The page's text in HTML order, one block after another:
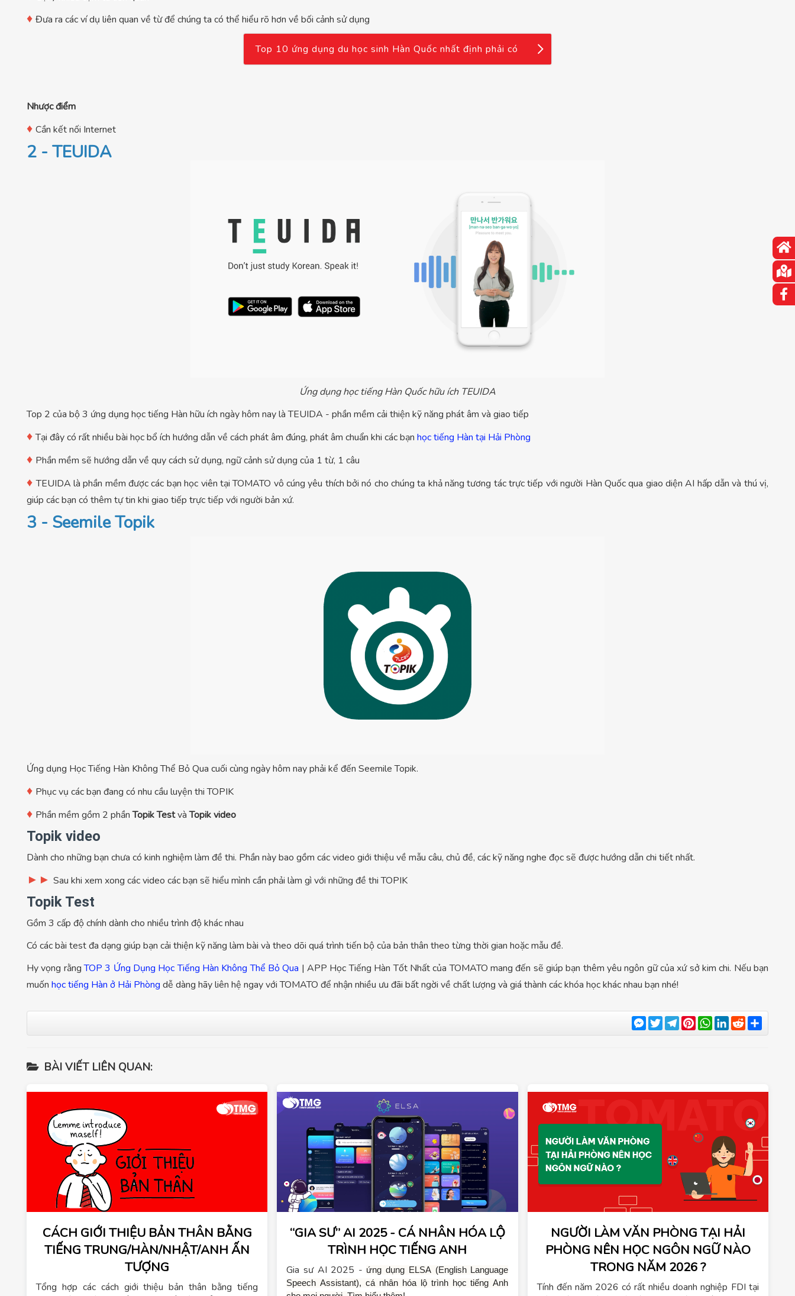
♦ Đưa ra các ví dụ liên quan về từ để chúng ta có thể hiểu rõ hơn về bối cảnh sử dụng
Top 10 ứng dụng du học sinh Hàn Quốc nhất định phải có
Nhược điểm
♦ Cần kết nối Internet
2 - TEUIDA
Ứng dụng học tiếng Hàn Quốc hữu ích TEUIDA
Top 2 của bộ 3 ứng dụng học tiếng Hàn hữu ích ngày hôm nay là TEUIDA - phần mềm cải thiện kỹ năng phát âm và giao tiếp
♦Tại đây có rất nhiều bài học bổ ích hướng dẫn về cách phát âm đúng, phát âm chuẩn khi các bạn học tiếng Hàn tại Hải Phòng
♦ Phần mềm sẽ hướng dẫn về quy cách sử dụng, ngữ cảnh sử dụng của 1 từ, 1 câu
♦TEUIDA là phần mềm được các bạn học viên tại TOMATO vô cúng yêu thích bởi nó cho chúng ta khả năng tương tác trực tiếp với người Hàn Quốc qua giao diện AI hấp dẫn và thú vị,
giúp các bạn có thêm tự tin khi giao tiếp trực tiếp với người bản xứ.
3 - Seemile Topik
Ứng dụng Học Tiếng Hàn Không Thể Bỏ Qua cuối cùng ngày hôm nay phải kể đến Seemile Topik.
♦ Phục vụ các bạn đang có nhu cầu luyện thi TOPIK
♦ Phần mềm gồm 2 phầnTopik TestvàTopik video
Topik video
Dành cho những bạn chưa có kinh nghiệm làm đề thi. Phần này bao gồm các video giới thiệu về mẫu câu, chủ đề, các kỹ năng nghe đọc sẽ được hướng dẫn chi tiết nhất.
► ► Sau khi xem xong các video các bạn sẽ hiểu mình cần phải làm gì với những đề thi TOPIK
Topik Test
Gồm 3 cấp độ chính dành cho nhiều trình độ khác nhau
Có các bài test đa dạng giúp bạn cải thiện kỹ năng làm bài và theo dõi quá trình tiến bộ của bản thân theo từng thời gian hoặc mẫu đề.
Hy vọng rằngTOP 3 Ứng Dụng Học Tiếng Hàn Không Thể Bỏ Qua | APP Học Tiếng Hàn Tốt Nhất của TOMATO mang đến sẽ giúp bạn thêm yêu ngôn gữ của xứ sở kim chi. Nếu bạn
muốn học tiếng Hàn ở Hải Phòng dễ dàng hãy liên hệ ngay với TOMATO để nhận nhiều ưu đãi bất ngời về chất lượng và giá thành các khóa học khác nhau bạn nhé!
Messenger
TwitterTelegram
Pinterest
WhatsApp
LinkedIn
Reddit
BÀI VIẾT LIÊN QUAN:
CÁCH GIỚI THIỆU BẢN THÂN BẰNG
TIẾNG TRUNG/HÀN/NHẬT/ANH ẤN
TƯỢNG
Tổng hợp các cách giới thiệu bản thân bằng tiếng
“GIA SƯ” AI 2025 - CÁ NHÂN HÓA LỘ
TRÌNH HỌC TIẾNG ANH
Gia sư AI 2025 - ứng dụng ELSA (English Language
Speech Assistant), cá nhân hóa lộ trình học tiếng Anh
NGƯỜI LÀM VĂN PHÒNG TẠI HẢI
PHÒNG NÊN HỌC NGÔN NGỮ NÀO
TRONG NĂM 2026 ?
Tính đến năm 2026 có rất nhiều doanh nghiệp FDI tại